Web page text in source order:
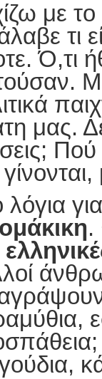
με
τι
Ό,τι
μας.
λόγια
.